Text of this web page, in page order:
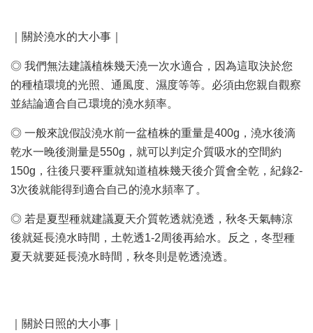
｜關於澆水的大小事｜
◎ 我們無法建議植株幾天澆一次水適合，因為這取決於您
的種植環境的光照、通風度、濕度等等。必須由您親自觀察
並結論適合自己環境的澆水頻率。
◎ 一般來說假設澆水前一盆植株的重量是400g，澆水後滴
乾水一晚後測量是550g，就可以判定介質吸水的空間約
150g，往後只要秤重就知道植株幾天後介質會全乾，紀錄2-
3次後就能得到適合自己的澆水頻率了。
◎ 若是夏型種就建議夏天介質乾透就澆透，秋冬天氣轉涼
後就延長澆水時間，土乾透1-2周後再給水。反之，冬型種
夏天就要延長澆水時間，秋冬則是乾透澆透。
｜關於日照的大小事｜